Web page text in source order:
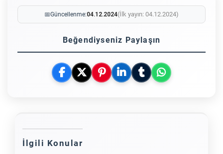
📅Güncellenme:04.12.2024(İlk yayın: 04.12.2024)
Beğendiyseniz Paylaşın
İlgili Konular